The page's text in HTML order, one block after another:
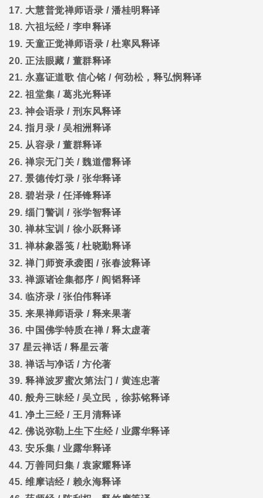
17. 大慧普觉禅师语录 /潘桂明释译
18. 六祖坛经/ 李申释译
19. 天童正觉禅师语录 /杜寒风释译
20. 正法眼藏 / 董群释译
21.永嘉证道歌 信心铭 / 何劲松，释弘悯释译
22.祖堂集 /葛兆光释译
23.神会语录 / 刑东风释译
24.指月录 /吴相洲释译
25. 从容录 /董群释译
26.禅宗无门关 /魏道儒释译
27.景德传灯录 /张华释译
28.碧岩录 /任泽锋释译
29.缁门警训 / 张学智释译
30.禅林宝训 / 徐小跃释译
31.禅林象器笺 /杜晓勤释译
32.禅门师资承袭图 /张春波释译
33.禅源诸诠集都序 / 阎韬释译
34. 临济录 /张伯伟释译
35.来果禅师语录 / 释来果著
36. 中国佛学特质在禅/释太虚著
37 星云禅话 /释星云著
38.禅话与净话 /方伦著
39.释禅波罗蜜次第法门 / 黄连忠著
40.般舟三昧经/吴立民，徐荪铭释译
41.净土三经/ 王月清释译
42.佛说弥勒上生下生经/ 业露华释译
43.安乐集 /业露华释译
44.万善同归集 /袁家耀释译
45.维摩诘经/ 赖永海释译